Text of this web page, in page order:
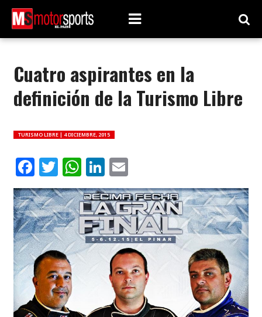
Cuatro aspirantes en la
definición de la Turismo Libre
TURISMO LIBRE | 4 DICIEMBRE, 2015
Facebook
Twitter
WhatsApp
LinkedIn
Email